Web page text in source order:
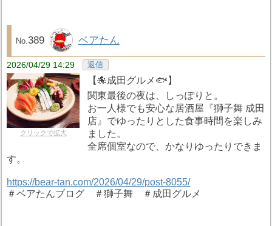
389 ベアたん
2026/04/29 14:29 返信
クリックで拡大
【🐙成田グルメ🐟️】
関東最後の夜は、しっぽりと。
お一人様でも安心な居酒屋『獅子舞 成田
店』でゆったりとした食事時間を楽しみ
ました。
全席個室なので、かなりゆったりできま
す。
https://bear-tan.com/2026/04/29/post-8055/
＃ベアたんブログ ＃獅子舞 ＃成田グルメ